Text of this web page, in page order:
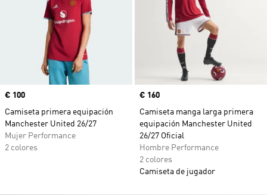
Precio
€ 100
Camiseta primera equipación
Manchester United 26/27
Mujer Performance
2 colores
Precio
€ 160
Camiseta manga larga primera
equipación Manchester United
26/27 Oficial
Hombre Performance
2 colores
Camiseta de jugador